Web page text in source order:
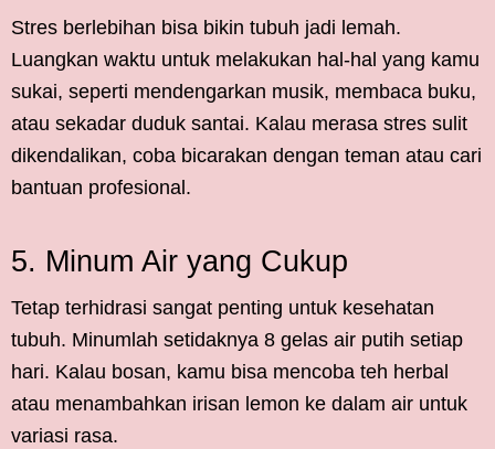
Stres berlebihan bisa bikin tubuh jadi lemah.
Luangkan waktu untuk melakukan hal-hal yang kamu
sukai, seperti mendengarkan musik, membaca buku,
atau sekadar duduk santai. Kalau merasa stres sulit
dikendalikan, coba bicarakan dengan teman atau cari
bantuan profesional.
5. Minum Air yang Cukup
Tetap terhidrasi sangat penting untuk kesehatan
tubuh. Minumlah setidaknya 8 gelas air putih setiap
hari. Kalau bosan, kamu bisa mencoba teh herbal
atau menambahkan irisan lemon ke dalam air untuk
variasi rasa.